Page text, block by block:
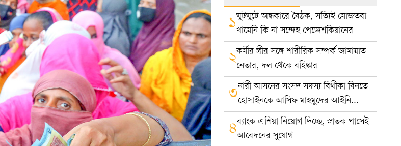
১ঘুটঘুটে অন্ধকারে বৈঠক, সত্যিই মোজতবা
খামেনি কি না সন্দেহ পেজেশকিয়ানের
২কর্মীর স্ত্রীর সঙ্গে শারীরিক সম্পর্ক জামায়াত
নেতার, দল থেকে বহিষ্কার
৩নারী আসনের সংসদ সদস্য বিথীকা বিনতে
হোসাইনকে আসিফ মাহমুদের আইনি
নোটিশ
৪ব্যাংক এশিয়া নিয়োগ দিচ্ছে, স্নাতক পাসেই
আবেদনের সুযোগ